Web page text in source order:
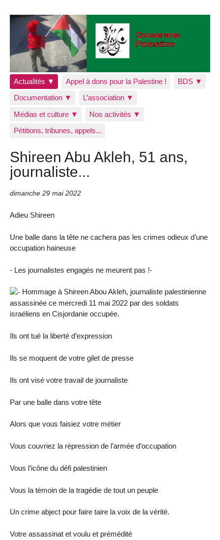
Actualités ▼ Appel à dons pour la Palestine !
BDS ▼
Documentation ▼
L’association ▼
Médias et culture ▼
Nos activités ▼
Pétitions, tribunes, appels...
Shireen Abu Akleh, 51 ans,
journaliste...
dimanche 29 mai 2022
Adieu Shireen
Une balle dans la tête ne cachera pas les crimes odieux d’une
occupation haineuse
- Les journalistes engagés ne meurent pas !-
Hommage à Shireen Abou Akleh, journaliste palestinienne
assassinée ce mercredi 11 mai 2022 par des soldats
israéliens en Cisjordanie occupée.
Ils ont tué la liberté d’expression
Ils se moquent de votre gilet de presse
Ils ont visé votre travail de journaliste
Par une balle dans votre tête
Alors que vous faisiez votre métier
Vous couvriez la répression de l’armée d’occupation
Vous l’icône du défi palestinien
Vous la témoin de la tragédie de tout un peuple
Un crime abject pour faire taire la voix de la vérité.
Votre assassinat et voulu et prémédité